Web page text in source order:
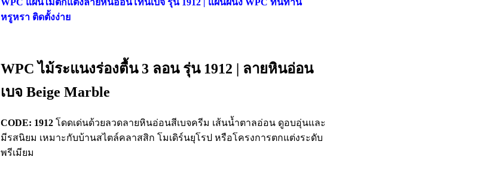
WPC แผ่นไม้ตกแต่งลายหินอ่อนโทนเบจ รุ่น 1912 | แผ่นผนัง WPC ทนทาน
หรูหรา ติดตั้งง่าย
WPC ไม้ระแนงร่องตื้น 3 ลอน รุ่น 1912 | ลายหินอ่อน
เบจ Beige Marble
CODE: 1912 โดดเด่นด้วยลวดลายหินอ่อนสีเบจครีม เส้นน้ำตาลอ่อน ดูอบอุ่นและ
มีรสนิยม เหมาะกับบ้านสไตล์คลาสสิก โมเดิร์นยุโรป หรือโครงการตกแต่งระดับ
พรีเมียม